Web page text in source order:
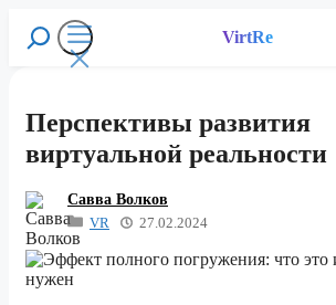
Перейти
содержимому
VirtRe
Меню
Поиск
Перспективы развития
виртуальной реальности
Савва Волков
VR
27.02.2024